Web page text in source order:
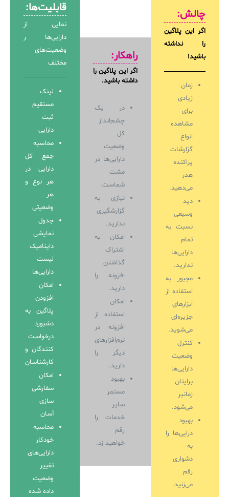
چالش:
اگر این پلاگین
را نداشته
باشید!
زمان
زیادی
برای
مشاهده
انواع
گزارشات
پراکنده
هدر
می‌دهید.
دید
وسیعی
نسبت به
تمام
دارایی‌ها
ندارید.
مجبور به
استفاده از
ابزارهای
جزیره‌ای
می‌شوید.
کنترل
وضعیت
دارایی‌ها
برایتان
زمانبر
می‌شود.
بهبود
درایی‌ها را
به
دشواری
رقم
می‌زنید.
راهکار:
اگر این پلاگین را
داشته باشید.
در یک
چشم‌انداز
کل
وضعیت
دارایی‌ها در
مشت
شماست.
نیازی به
گزارشگیری
ندارید.
امکان به
اشتراک
گذاشتن
افزونه را
دارید.
امکان
استفاده از
افزونه در
نرم‌افزارهای
دیگر را
دارید.
بهبود
مستمر
سایر
خدمات را
رقم
خواهید زد.
قابلیت‌ها:
نمایی از
دارایی‌ها ر
وضعیت‌های
مختلف
لینک
مستقیم
ثبت
دارایی
محاسبه
جمع کل
دارایی در
هر نوع و
هر
وضعیتی
جدول
نمایشی
داینامیک
لیست
دارایی‌ها
امکان
افزودن
پلاگین به
دشبورد
درخواست
کنندگان و
کارشناسان
امکان
سفارشی
سازی
آسان
محاسبه
خودکار
دارایی‌های
تغییر
وضعیت
داده شده